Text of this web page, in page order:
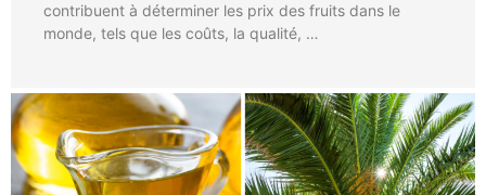
contribuent à déterminer les prix des fruits dans le
monde, tels que les coûts, la qualité, …